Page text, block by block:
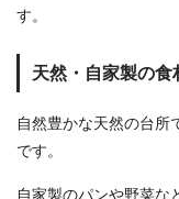
す。
天然・自家製の食
自然豊かな天然の台所
です。
自家製のパンや野菜な